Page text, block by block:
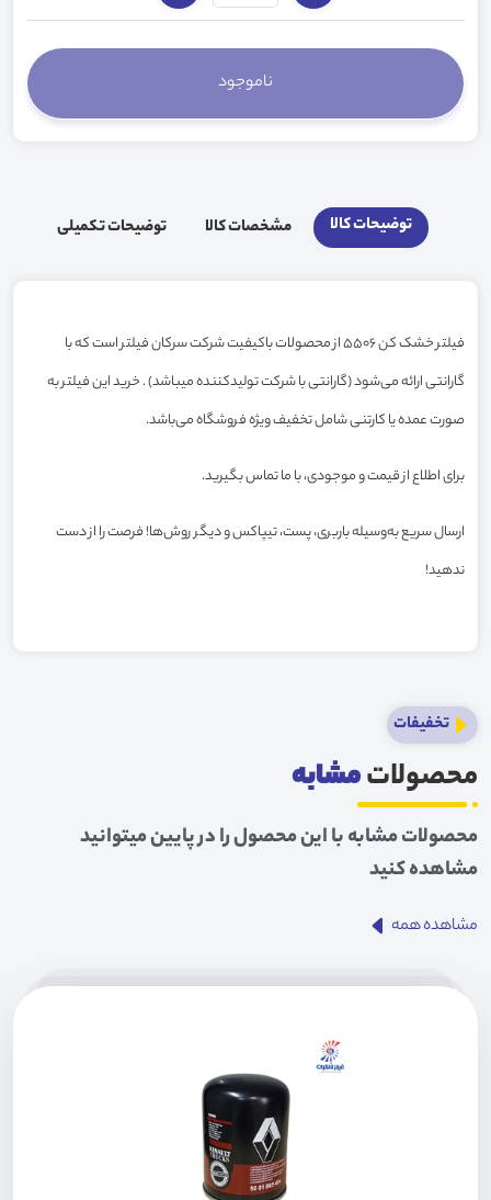
توضیحات کالا مشخصات کالا توضیحات تکمیلی
فیلتر خشک کن 5506 از محصولات باکیفیت شرکت سرکان فیلتر است که با
گارانتی ارائه می‌شود (گارانتی با شرکت تولیدکننده میباشد) . خرید این فیلتر به
صورت عمده یا کارتنی شامل تخفیف ویژه فروشگاه می‌باشد.
برای اطلاع از قیمت و موجودی، با ما تماس بگیرید.
ارسال سریع به‌وسیله باربری، پست، تیپاکس و دیگر روش‌ها! فرصت را از دست
ندهید!
تخفیفات
محصولاتمشابه
محصولات مشابه با این محصول را در پایین میتوانید
مشاهده کنید
مشاهده همه